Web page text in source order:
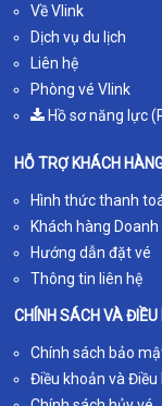
Về Vlink
Dịch vụ du lịch
Liên hệ
Phòng vé Vlink
Hồ sơ năng lực
HỖ TRỢ KHÁCH
Hình thức thanh
Khách hàng Doanh
Hướng dẫn đặt vé
Thông tin liên hệ
CHÍNH SÁCH VÀ ĐIỀU
Chính sách bảo
Điều khoản và Điều